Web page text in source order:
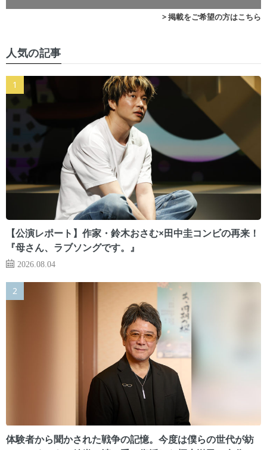
> 掲載をご希望の方はこちら
人気の記事
【公演レポート】作家・鈴木おさむ×田中圭コンビの再来！
『母さん、ラブソングです。』
2026.08.04
体験者から聞かされた戦争の記憶。今度は僕らの世代が紡